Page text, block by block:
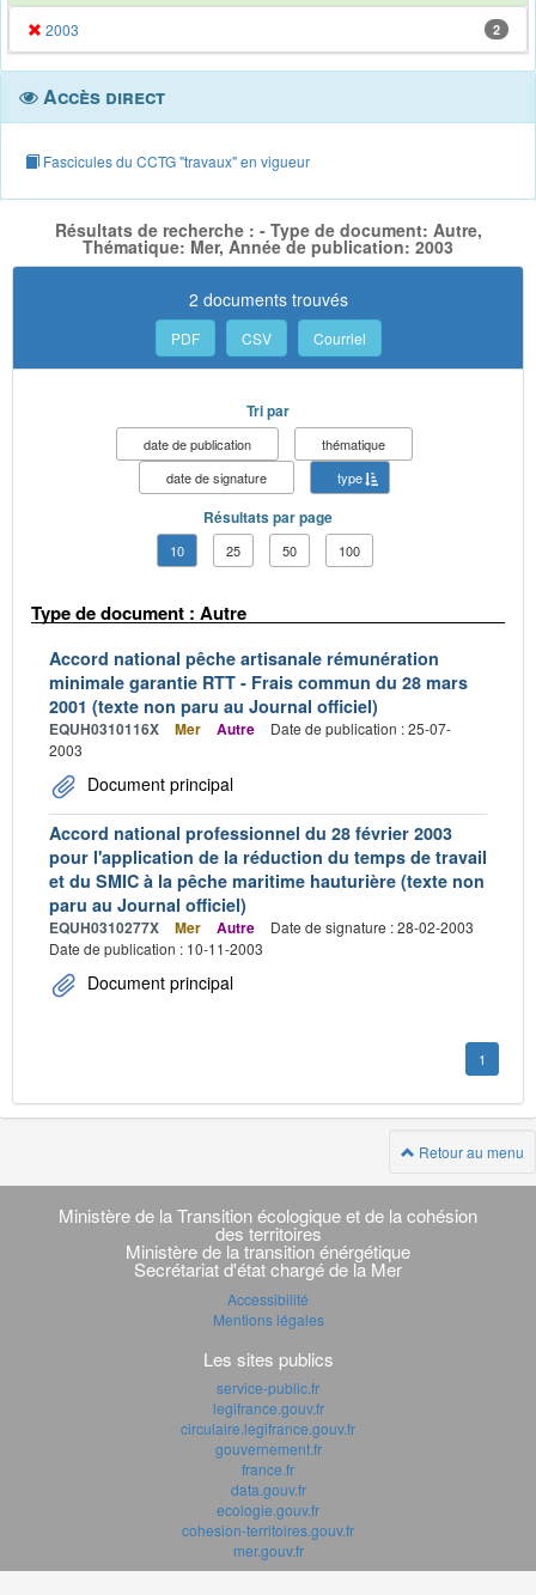
2003 2
Accès direct
Fascicules du CCTG "travaux" en vigueur
Résultats de recherche : - Type de document: Autre,
Thématique: Mer, Année de publication: 2003
2 documents trouvés
PDF CSV Courriel
Tri par
date de publication
thématique
date de signature
type
Résultats par page
10 25 50 100
Type de document : Autre
Accord national pêche artisanale rémunération
minimale garantie RTT - Frais commun du 28 mars
2001 (texte non paru au Journal officiel)
EQUH0310116X Mer Autre
Date de publication : 25-07-
2003
Document principal
Accord national professionnel du 28 février 2003
pour l'application de la réduction du temps de travail
et du SMIC à la pêche maritime hauturière (texte non
paru au Journal officiel)
EQUH0310277X Mer Autre
Date de signature : 28-02-2003
Date de publication : 10-11-2003
Document principal
1
Retour au menu
Navigation
transverse
Ministère de la Transition écologique et de la cohésion
des territoires
Ministère de la transition énérgétique
Secrétariat d'état chargé de la Mer
Accessibilité
Mentions légales
Les sites publics
service-public.fr
legifrance.gouv.fr
circulaire.legifrance.gouv.fr
gouvernement.fr
france.fr
data.gouv.fr
ecologie.gouv.fr
cohesion-territoires.gouv.fr
mer.gouv.fr